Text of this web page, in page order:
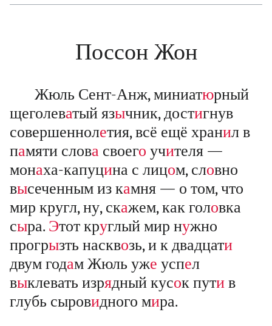
Поссон Жон
Жюль Сент-Анж, миниатюрный
щеголеватый язычник, достигнув
совершеннолетия, всё ещё хранил в
памяти слова своего учителя —
монаха-капуцина с лицом, словно
высеченным из камня — о том, что
мир кругл, ну, скажем, как головка
сыра. Этот круглый мир нужно
прогрызть насквозь, и к двадцати
двум годам Жюль уже успел
выклевать изрядный кусок пути в
глубь сыровидного мира.